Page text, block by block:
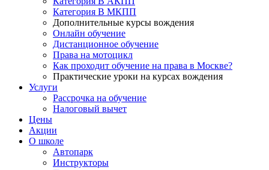
Категория В МКПП
Дополнительные курсы вождения
Онлайн обучение
Дистанционное обучение
Права на мотоцикл
Как проходит обучение на права в Москве?
Практические уроки на курсах вождения
Услуги
Рассрочка на обучение
Налоговый вычет
Цены
Акции
О школе
Автопарк
Инструкторы